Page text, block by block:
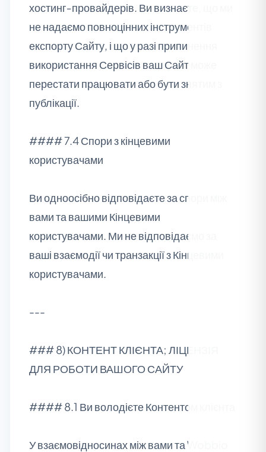
хостинг‑провайдерів. Ви визнаєте, що ми
не надаємо повноцінних інструментів
експорту Сайту, і що у разі припинення
використання Сервісів ваш Сайт може
перестати працювати або бути знятим з
публікації.
#### 7.4 Спори з кінцевими
користувачами
Ви одноосібно відповідаєте за спори між
вами та вашими Кінцевими
користувачами. Ми не відповідаємо за
ваші взаємодії чи транзакції з Кінцевими
користувачами.
---
### 8) КОНТЕНТ КЛІЄНТА; ЛІЦЕНЗІЯ
ДЛЯ РОБОТИ ВАШОГО САЙТУ
#### 8.1 Ви володієте Контентом клієнта
У взаємовідносинах між вами та Wobbio